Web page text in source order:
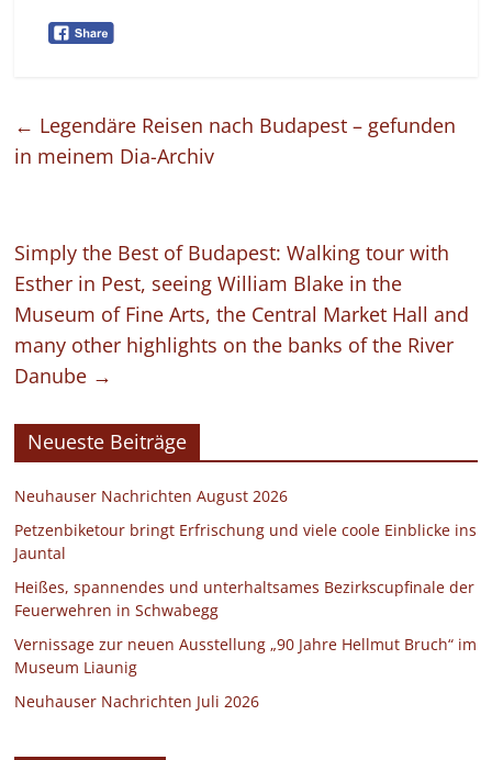
← Legendäre Reisen nach Budapest – gefunden
in meinem Dia-Archiv
Simply the Best of Budapest: Walking tour with
Esther in Pest, seeing William Blake in the
Museum of Fine Arts, the Central Market Hall and
many other highlights on the banks of the River
Danube →
Neueste Beiträge
Neuhauser Nachrichten August 2026
Petzenbiketour bringt Erfrischung und viele coole Einblicke ins
Jauntal
Heißes, spannendes und unterhaltsames Bezirkscupfinale der
Feuerwehren in Schwabegg
Vernissage zur neuen Ausstellung „90 Jahre Hellmut Bruch“ im
Museum Liaunig
Neuhauser Nachrichten Juli 2026